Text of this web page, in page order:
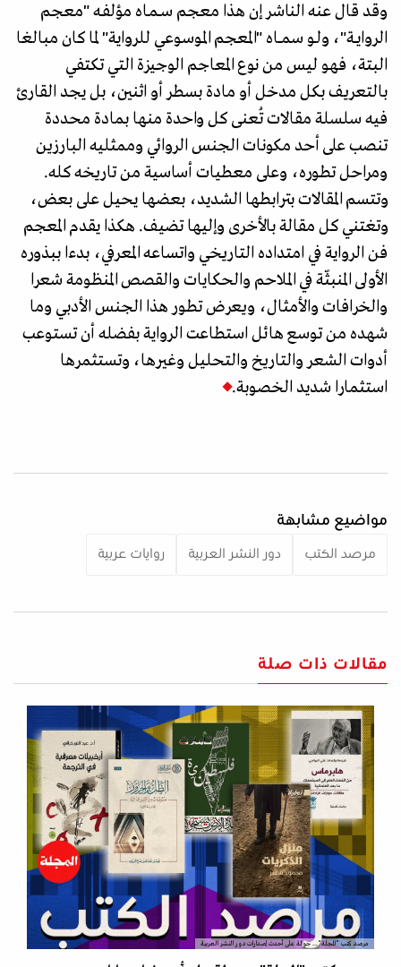
وقد قال عنه الناشر إن هذا معجم ســمـاه مؤلفـه "معجم
الروايــة"، ولـو سمـــاه "المعجم الموسوعي للرواية" لما كان مبالغا
البتة، فهو ليس من نوع المعاجم الوجيزة التي تكتفي
بالتعريف بكل مدخل أو مادة بسطر أو اثنين، بل يجد القارئ
فيه سلسلة مقالات تُعنى كل واحدة منها بمادة محددة
تنصب على أحد مكونات الجنس الروائي وممثليه البارزين
ومراحل تطوره، وعلى معطيات أساسية من تاريخه كله.
وتتسم المقالات بترابطها الشديد، بعضها يحيل على بعض،
وتغتني كل مقالة بالأخرى وإليها تضيف. هكذا يقدم المعجم
فن الرواية في امتداده التاريخي واتساعه المعرفي، بدءا ببذوره
الأولى المنبثّة في الملاحم والحكايات والقصص المنظومة شعرا
والخرافات والأمثال، ويعرض تطور هذا الجنس الأدبي وما
شهده من توسع هائل استطاعت الرواية بفضله أن تستوعب
أدوات الشعر والتاريخ والتحليل وغيرها، وتستثمرها
استثمارا شديد الخصوبة.
مواضيع مشابهة
مرصد الكتب دور النشر العربية روايات عربية
مقالات ذات صلة
مرصد كتب "المجلة"... جولة على أحدث إصدارات دور النشر العربية